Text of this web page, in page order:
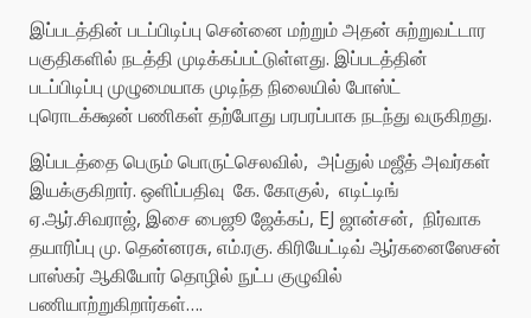
இப்படத்தின் படப்பிடிப்பு சென்னை மற்றும் அதன் சுற்றுவட்டார
பகுதிகளில் நடத்தி முடிக்கப்பட்டுள்ளது. இப்படத்தின்
படப்பிடிப்பு முழுமையாக முடிந்த நிலையில் போஸ்ட்
புரொடக்க்ஷன் பணிகள் தற்போது பரபரப்பாக நடந்து வருகிறது.
இப்படத்தை பெரும் பொருட்செலவில், அப்துல் மஜீத் அவர்கள்
இயக்குகிறார். ஒளிப்பதிவு கே. கோகுல், எடிட்டிங்
ஏ.ஆர்.சிவராஜ், இசை பைஜூ ஜேக்கப், EJ ஜான்சன், நிர்வாக
தயாரிப்பு மு. தென்னரசு, எம்.ரகு. கிரியேட்டிவ் ஆர்கனைஸேசன்
பாஸ்கர் ஆகியோர் தொழில் நுட்ப குழுவில்
பணியாற்றுகிறார்கள்….